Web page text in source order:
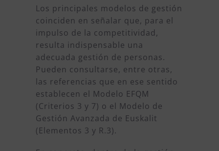
Los principales modelos de gestión
coinciden en señalar que, para el
impulso de la competitividad,
resulta indispensable una
adecuada gestión de personas.
Pueden consultarse, entre otras,
las referencias que en ese sentido
establecen el Modelo EFQM
(Criterios 3 y 7) o el Modelo de
Gestión Avanzada de Euskalit
(Elementos 3 y R.3).